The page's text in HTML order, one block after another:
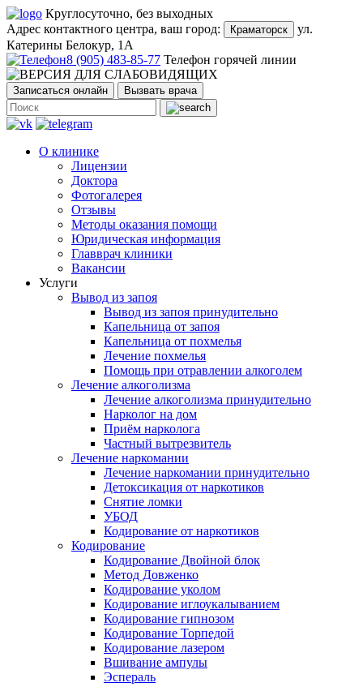
Круглосуточно, без выходных
Адрес контактного центра, ваш город:
Краматорск
ул.
Катерины Белокур, 1А
8 (905) 483-85-77 Телефон горячей линии
Записаться онлайн Вызвать врача
О клинике
Лицензии
Доктора
Фотогалерея
Отзывы
Методы оказания помощи
Юридическая информация
Главврач клиники
Вакансии
Услуги
Вывод из запоя
Вывод из запоя принудительно
Капельница от запоя
Капельница от похмелья
Лечение похмелья
Помощь при отравлении алкоголем
Лечение алкоголизма
Лечение алкоголизма принудительно
Нарколог на дом
Приём нарколога
Частный вытрезвитель
Лечение наркомании
Лечение наркомании принудительно
Детоксикация от наркотиков
Снятие ломки
УБОД
Кодирование от наркотиков
Кодирование
Кодирование Двойной блок
Метод Довженко
Кодирование уколом
Кодирование иглоукалыванием
Кодирование гипнозом
Кодирование Торпедой
Кодирование лазером
Вшивание ампулы
Эспераль